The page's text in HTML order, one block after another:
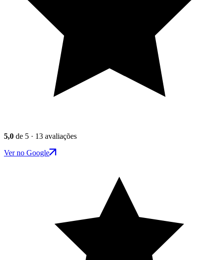
5,0 de 5 · 13 avaliações
Ver no Google